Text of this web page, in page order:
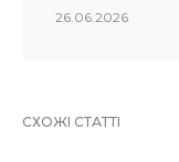
26.06.2026
СХОЖІ СТАТТІ